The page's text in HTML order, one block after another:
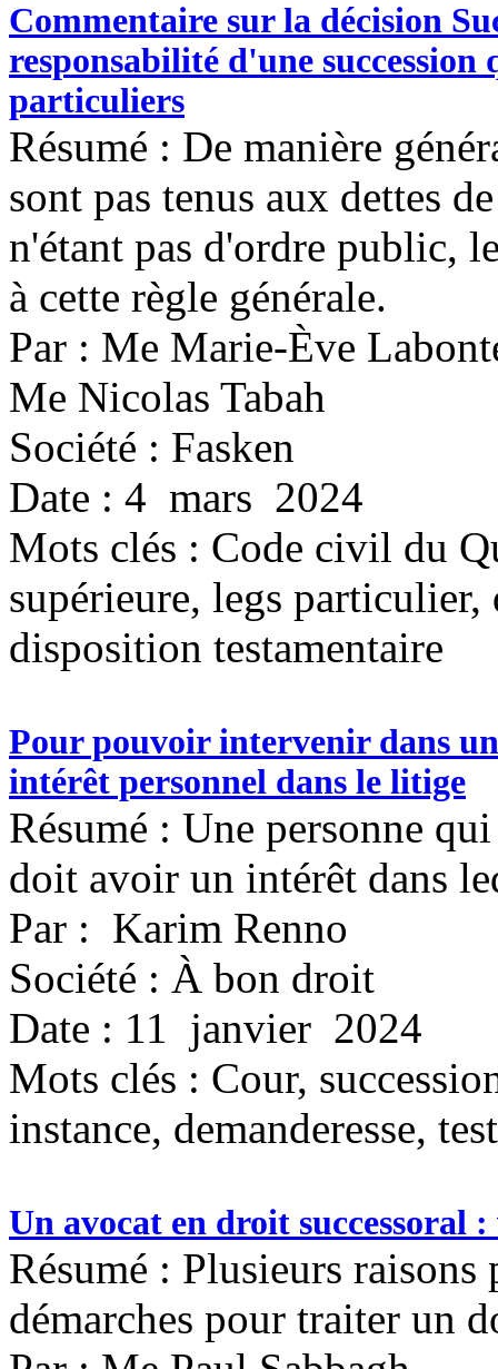
Commentaire sur la décision
responsabilité d'une
particuliers
Résumé : De manière
sont pas tenus aux dettes
n'étant pas d'ordre public,
à cette règle générale.
Par : Me Marie-Ève
Me Nicolas Tabah
Société : Fasken
Date : 4 mars 2024
Mots clés : Code civil du
supérieure, legs particulier,
disposition testamentaire
Pour pouvoir intervenir dans
intérêt personnel dans le litige
Résumé : Une personne
doit avoir un intérêt dans
Par : Karim Renno
Société : À bon droit
Date : 11 janvier 2024
Mots clés : Cour,
instance, demanderesse,
Un avocat en droit successoral
Résumé : Plusieurs
démarches pour traiter un